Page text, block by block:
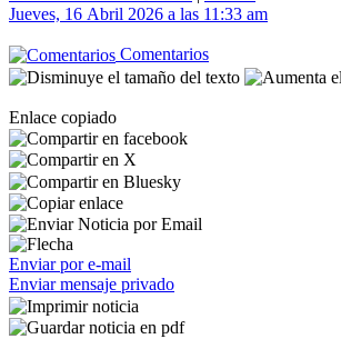
Jueves, 16 Abril 2026 a las 11:33 am
Comentarios
Enlace copiado
Enviar por e-mail
Enviar mensaje privado